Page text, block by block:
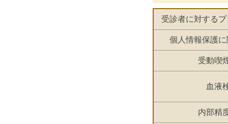
受診者に対する
個人情報保護
受動喫
血液
内部精